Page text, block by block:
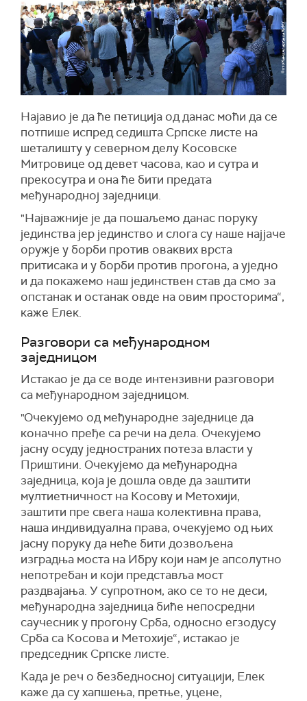
Најавио је да ће петиција од данас моћи да се
потпише испред седишта Српске листе на
шеталишту у северном делу Косовске
Митровице од девет часова, као и сутра и
прекосутра и онаће бити предата
међународној заједници.
"Најважније је да пошаљемо данас поруку
јединства јер јединство и слога су наше најјаче
оружје у борби против оваквих врста
притисака и у борби против прогона, а уједно
и да покажемо наш јединствен став да смо за
опстанак и останак овде на овим просторима“,
каже Елек.
Разговори са међународном
заједницом
Истакао је да се воде интензивни разговори
са међународном заједницом.
"Очекујемо од међународне заједнице да
коначно пређе са речи на дела. Очекујемо
јасну осуду једностраних потеза власти у
Приштини. Очекујемо да међународна
заједница, која је дошла овде да заштити
мултиетничност на Косову и Метохији,
заштити пре свега наша колективна права,
наша индивидуална права, очекујемо од њих
јасну поруку да неће бити дозвољена
изградња моста на Ибру који нам је апсолутно
непотребан и који представља мост
раздвајања. У супротном, ако се то не деси,
међународна заједница биће непосредни
саучесник у прогону Срба, односно егзодусу
Срба са Косова и Метохије“, истакао је
председник Српске листе.
Када је реч о безбедносној ситуацији, Елек
каже да сухапшења, претње, уцене,